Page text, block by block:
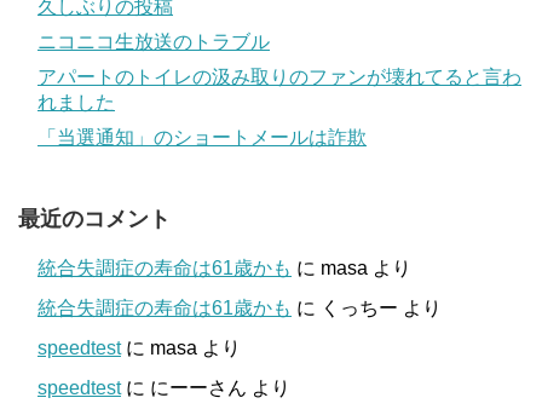
久しぶりの投稿
ニコニコ生放送のトラブル
アパートのトイレの汲み取りのファンが壊れてると言わ
れました
「当選通知」のショートメールは詐欺
最近のコメント
統合失調症の寿命は61歳かも に masa より
統合失調症の寿命は61歳かも に くっちー より
speedtestに masa より
speedtestに にーーさん より